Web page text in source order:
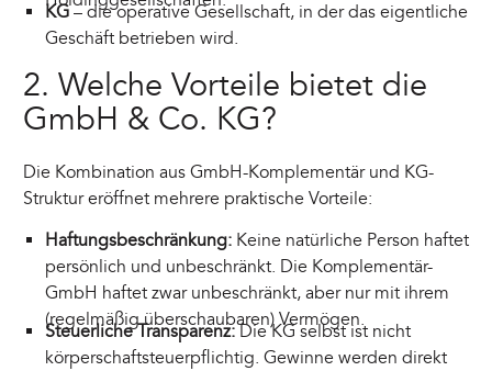
KG– die operative Gesellschaft, in der das eigentliche
Geschäft betrieben wird.
2. Welche Vorteile bietet die
GmbH & Co. KG?
Die Kombination aus GmbH-Komplementär und KG-
Struktur eröffnet mehrere praktische Vorteile:
Haftungsbeschränkung:Keine natürliche Person haftet
persönlich und unbeschränkt. Die Komplementär-
GmbH haftet zwar unbeschränkt, aber nur mit ihrem
(regelmäßig überschaubaren) Vermögen.
Steuerliche Transparenz:Die KG selbst ist nicht
körperschaftsteuerpflichtig. Gewinne werden direkt